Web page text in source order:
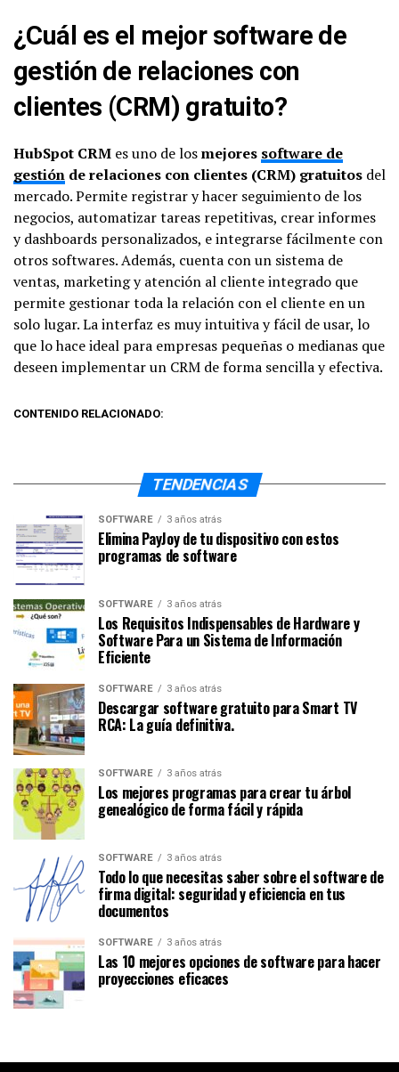
¿Cuál es el mejor software de
gestión de relaciones con
clientes (CRM) gratuito?
HubSpot CRM es uno de losmejores software de
gestión de relaciones con clientes (CRM) gratuitos del
mercado. Permite registrar y hacer seguimiento de los
negocios, automatizar tareas repetitivas, crear informes
y dashboards personalizados, e integrarse fácilmente con
otros softwares. Además, cuenta con un sistema de
ventas, marketing y atención al cliente integrado que
permite gestionar toda la relación con el cliente en un
solo lugar. La interfaz es muy intuitiva y fácil de usar, lo
que lo hace ideal para empresas pequeñas o medianas que
deseen implementar un CRM de forma sencilla y efectiva.
CONTENIDO RELACIONADO:
TENDENCIAS
SOFTWARE 3 años atrás
Elimina PayJoy de tu dispositivo con estos
programas de software
SOFTWARE 3 años atrás
Los Requisitos Indispensables de Hardware y
Software Para un Sistema de Información
Eficiente
SOFTWARE 3 años atrás
Descargar software gratuito para Smart TV
RCA: La guía definitiva.
SOFTWARE 3 años atrás
Los mejores programas para crear tu árbol
genealógico de forma fácil y rápida
SOFTWARE 3 años atrás
Todo lo que necesitas saber sobre el software de
firma digital: seguridad y eficiencia en tus
documentos
SOFTWARE 3 años atrás
Las 10 mejores opciones de software para hacer
proyecciones eficaces